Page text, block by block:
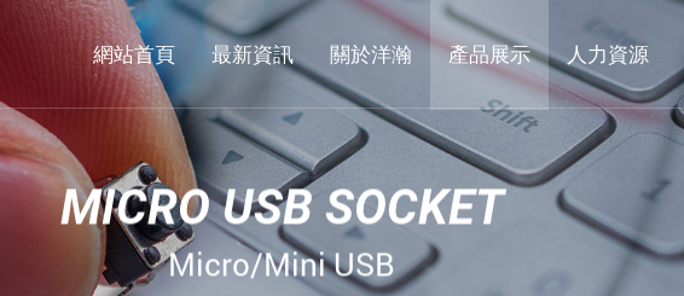
東
莞
市
瀚
實
業
網站首頁 最新資訊 關於洋瀚 產品展示 人力資源
MICRO USB SOCKET
Micro/Mini USB